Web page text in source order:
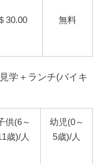
＄30.00 無料
学＋ランチ(バイキ
供(6～
歳)/人
幼児(0～
5歳)/人